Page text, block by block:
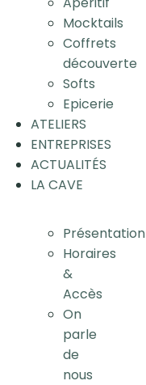
Mocktails
Coffrets
découverte
Softs
Epicerie
ATELIERS
ENTREPRISES
ACTUALITÉS
LA CAVE
Présentation
Horaires
&
Accès
On
parle
de
nous